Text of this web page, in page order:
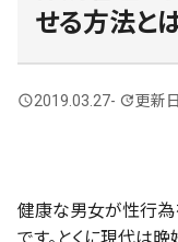
せる方法と
query_builder2019.03.27- update更新
健康な男女が性行為